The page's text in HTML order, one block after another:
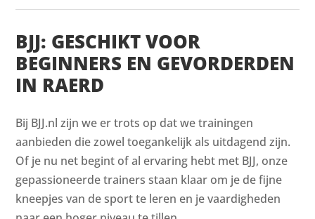
BJJ: GESCHIKT VOOR
BEGINNERS EN GEVORDERDEN
IN RAERD
Bij BJJ.nl zijn we er trots op dat we trainingen
aanbieden die zowel toegankelijk als uitdagend zijn.
Of je nu net begint of al ervaring hebt met BJJ, onze
gepassioneerde trainers staan klaar om je de fijne
kneepjes van de sport te leren en je vaardigheden